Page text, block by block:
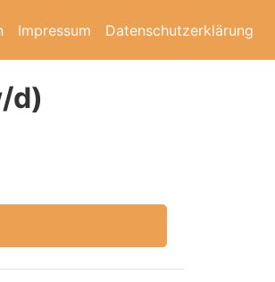
Impressum Datenschutzerklärung
d)